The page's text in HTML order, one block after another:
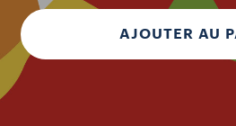
AJOUTER AU